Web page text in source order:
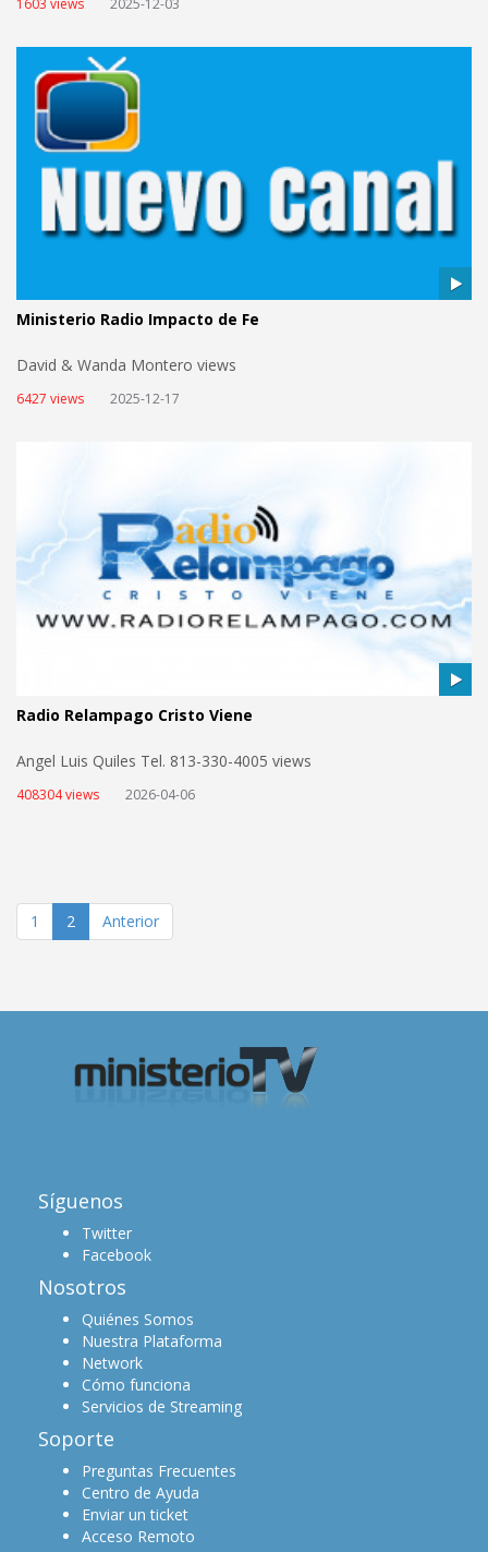
servicios online todos los Miercoles y Domingos. views
1603 views 2025-12-03
Ministerio Radio Impacto de Fe
David & Wanda Montero views
6427 views 2025-12-17
Radio Relampago Cristo Viene
Angel Luis Quiles Tel. 813-330-4005 views
408304 views 2026-04-06
1 2 Anterior
Síguenos
Twitter
Facebook
Nosotros
Quiénes Somos
Nuestra Plataforma
Network
Cómo funciona
Servicios de Streaming
Soporte
Preguntas Frecuentes
Centro de Ayuda
Enviar un ticket
Acceso Remoto